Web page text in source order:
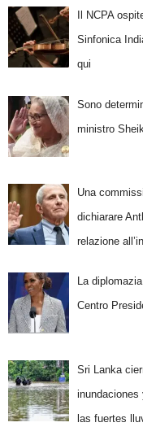
Il NCPA
Sinfonica
qui
Sono
ministro
Una
dichiarare
relazione
La
Centro
Sri Lanka
inundaciones
las fuertes